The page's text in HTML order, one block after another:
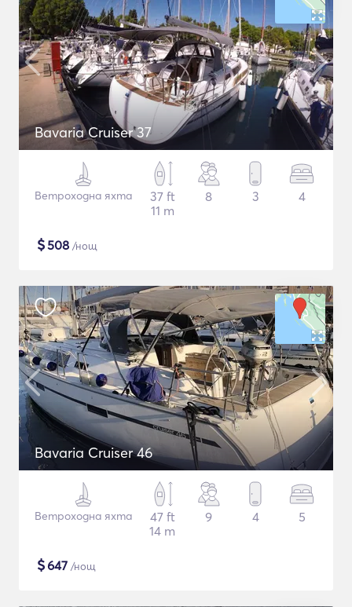
Bavaria Cruiser 37
Ветроходна яхта
37 ft
11 m
8 3 4
$508 /нощ
Bavaria Cruiser 46
Ветроходна яхта
47 ft
14 m
9 4 5
$647 /нощ